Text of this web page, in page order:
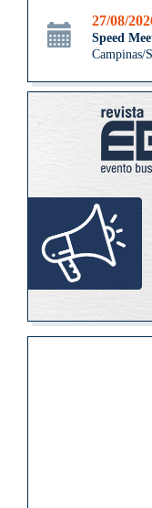
27/08/
Speed
Campinas/